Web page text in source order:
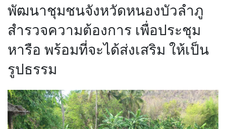
พัฒนาชุมชนจังหวัดหนองบัวลำภู
สำรวจความต้องการ เพื่อประชุม
หารือ พร้อมที่จะได้ส่งเสริม ให้เป็น
รูปธรรม